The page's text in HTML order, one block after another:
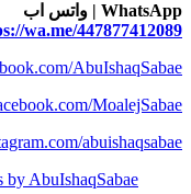
WhatsApp | واتس اب
wa.me/447877412089
AbuIshaqSabae
MoalejSabae
abuishaqsabae
by AbuIshaqSabae